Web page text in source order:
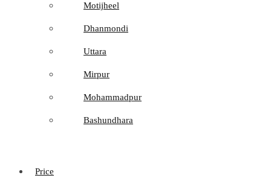
Motijheel
Dhanmondi
Uttara
Mirpur
Mohammadpur
Bashundhara
Price